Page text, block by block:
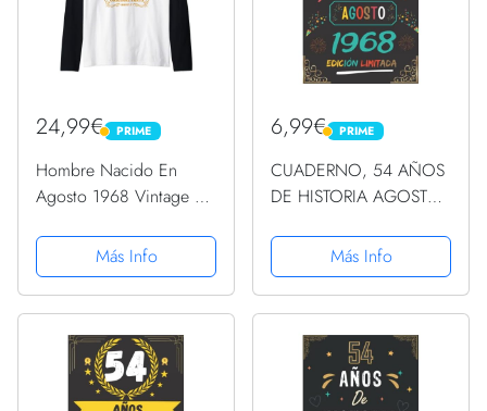
24,99€ PRIME
PRIME
Hombre Nacido En
Agosto 1968 Vintage 55
Camiseta Manga Raglan
Más Info
6,99€ PRIME
PRIME
CUADERNO, 54 AÑOS
DE HISTORIA AGOSTO
LIMITADA: Regalo de 54
cumpleaños para
mujeres y hombres,
cumpleaños... un
cumpleaños... ......
Más Info